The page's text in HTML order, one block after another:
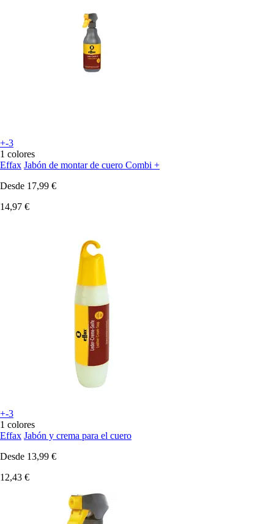
+-3
1 colores
Effax Jabón de montar de cuero Combi +
Desde 17,99 €
14,97 €
+-3
1 colores
Effax Jabón y crema para el cuero
Desde 13,99 €
12,43 €